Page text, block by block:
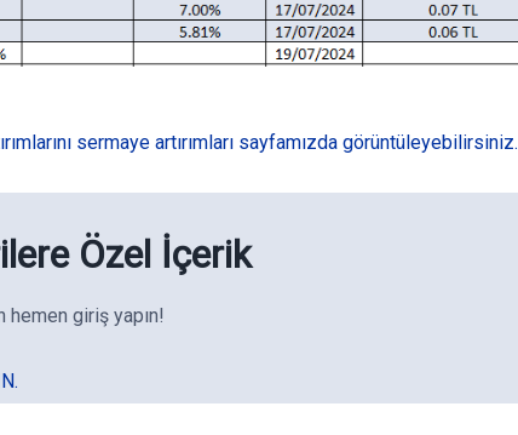
sermaye artırımları sayfamızda görüntüleyebilirsiniz.
Özel İçerik
hemen giriş yapın!